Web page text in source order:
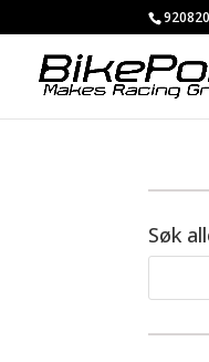
Søk